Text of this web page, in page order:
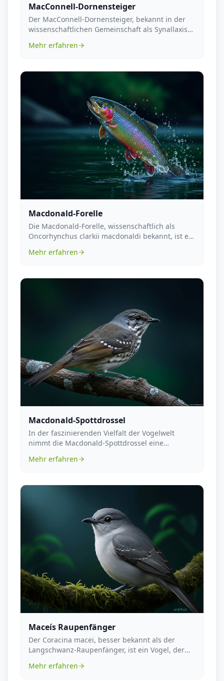
MacConnell-Dornensteiger
Der MacConnell-Dornensteiger, bekannt in der
wissenschaftlichen Gemeinschaft als Synallaxis
Mehr erfahren
Macdonald-Forelle
Die Macdonald-Forelle, wissenschaftlich als
Oncorhynchus clarkii macdonaldi bekannt, ist ein
Mehr erfahren
Macdonald-Spottdrossel
In der faszinierenden Vielfalt der Vogelwelt
nimmt die Macdonald-Spottdrossel eine
Mehr erfahren
Maceís Raupenfänger
Der Coracina macei, besser bekannt als der
Langschwanz-Raupenfänger, ist ein Vogel, der
Mehr erfahren